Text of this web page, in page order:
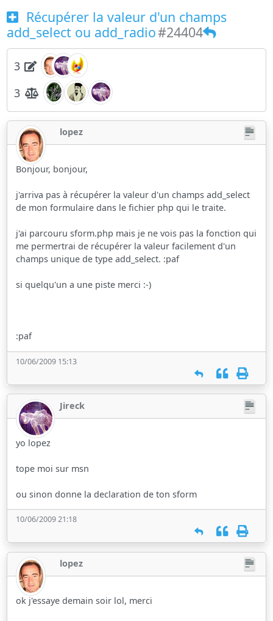
Récupérer la valeur d'un champs
add_select ou add_radio#24404
3
3
lopez
Bonjour, bonjour,
j'arriva pas à récupérer la valeur d'un champs add_select
de mon formulaire dans le fichier php qui le traite.
j'ai parcouru sform.php mais je ne vois pas la fonction qui
me permertrai de récupérer la valeur facilement d'un
champs unique de type add_select. :paf
si quelqu'un a une piste merci :-)
:paf
10/06/2009 15:13
Jireck
yo lopez
tope moi sur msn
ou sinon donne la declaration de ton sform
10/06/2009 21:18
lopez
ok j'essaye demain soir lol, merci